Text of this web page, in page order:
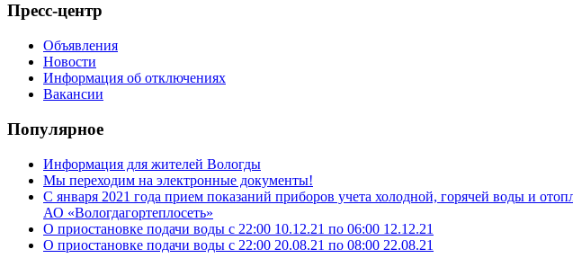
Пресс-центр
Объявления
Новости
Информация об отключениях
Вакансии
Популярное
Информация для жителей Вологды
Мы переходим на электронные документы!
С января 2021 года прием показаний приборов учета холодной, горячей воды и
АО «Вологдагортеплосеть»
О приостановке подачи воды с 22:00 10.12.21 по 06:00 12.12.21
О приостановке подачи воды с 22:00 20.08.21 по 08:00 22.08.21